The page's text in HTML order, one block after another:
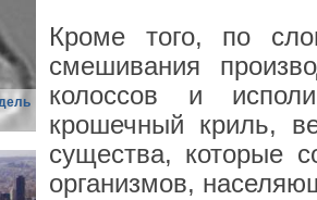
Кроме того, по
смешивания
колоссов и
крошечный криль,
существа, которые
организмов,